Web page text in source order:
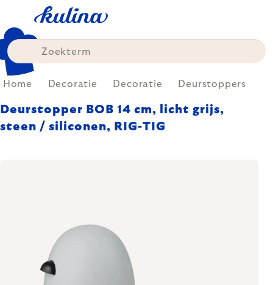
content
Home Decoratie Decoratie Deurstoppers
Deurstopper BOB 14 cm, licht grijs,
steen / siliconen, RIG-TIG